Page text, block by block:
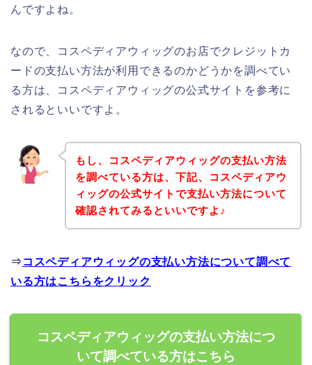
んですよね。
なので、コスペディアウィッグのお店でクレジットカ
ードの支払い方法が利用できるのかどうかを調べてい
る方は、コスペディアウィッグの公式サイトを参考に
されるといいですよ。
もし、コスペディアウィッグの支払い方法
を調べている方は、下記、コスペディアウ
ィッグの公式サイトで支払い方法について
確認されてみるといいですよ♪
⇒ コスペディアウィッグの支払い方法について調べて
いる方はこちらをクリック
コスペディアウィッグの支払い方法につ
いて調べている方はこちら